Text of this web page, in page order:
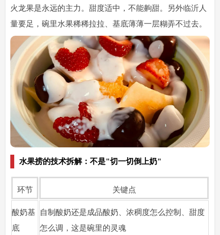
火龙果是永远的主力。甜度适中，不能齁甜。另外临沂人
量要足，碗里水果稀稀拉拉、基底薄薄一层糊弄不过去。
水果捞的技术拆解：不是"切一切倒上奶"
环节 关键点
酸奶基
底
自制酸奶还是成品酸奶、浓稠度怎么控制、甜度
怎么调，这是碗里的灵魂